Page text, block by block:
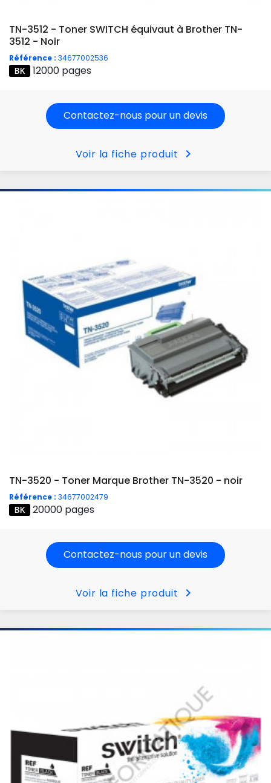
TN-3512 - Toner SWITCH équivaut à Brother TN-
3512 - Noir
Référence : 34677002536
12000 pages
Contactez-nous pour un devis
Voir la fiche produit chevron_right
TN-3520 - Toner Marque Brother TN-3520 - noir
Référence : 34677002479
20000 pages
Contactez-nous pour un devis
Voir la fiche produit chevron_right